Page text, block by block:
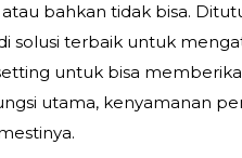
bahkan tidak bisa.
solusi terbaik untuk
untuk bisa
utama, kenyamanan